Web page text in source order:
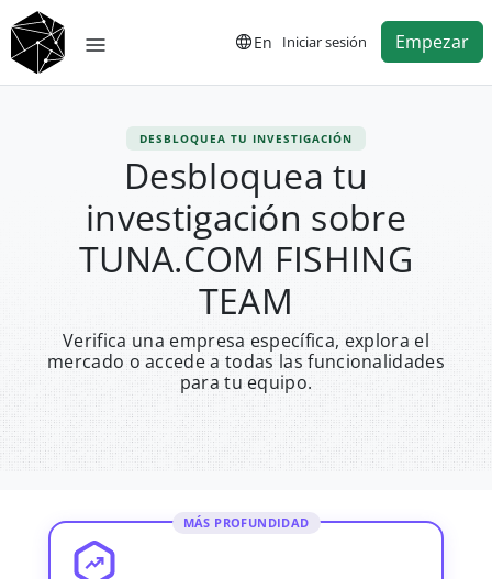
En Iniciar sesión Empezar
DESBLOQUEA TU INVESTIGACIÓN
Desbloquea tu
investigación sobre
TUNA.COM FISHING
TEAM
Verifica una empresa específica, explora el
mercado o accede a todas las funcionalidades
para tu equipo.
MÁS PROFUNDIDAD